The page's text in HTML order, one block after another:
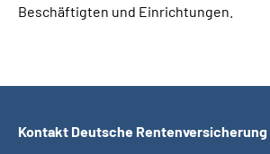
Beschäftigten und Einrichtungen.
Kontakt Deutsche Rentenversicherung